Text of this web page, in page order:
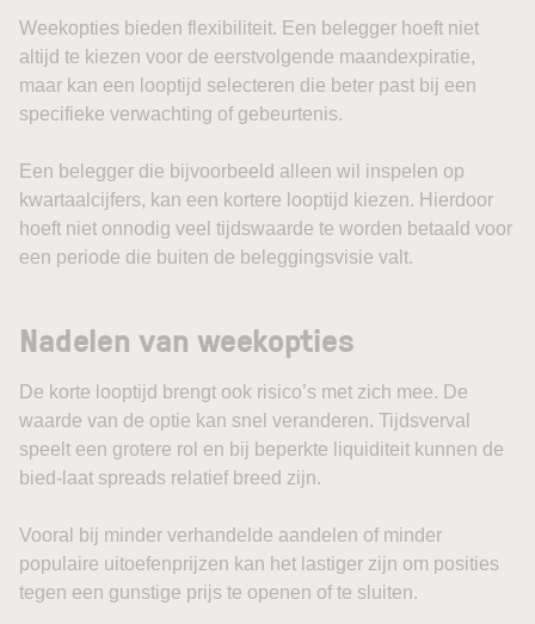
Weekopties bieden flexibiliteit. Een belegger hoeft niet
altijd te kiezen voor de eerstvolgende maandexpiratie,
maar kan een looptijd selecteren die beter past bij een
specifieke verwachting of gebeurtenis.
Een belegger die bijvoorbeeld alleen wil inspelen op
kwartaalcijfers, kan een kortere looptijd kiezen. Hierdoor
hoeft niet onnodig veel tijdswaarde te worden betaald voor
een periode die buiten de beleggingsvisie valt.
Nadelen van weekopties
De korte looptijd brengt ook risico’s met zich mee. De
waarde van de optie kan snel veranderen. Tijdsverval
speelt een grotere rol en bij beperkte liquiditeit kunnen de
bied-laat spreads relatief breed zijn.
Vooral bij minder verhandelde aandelen of minder
populaire uitoefenprijzen kan het lastiger zijn om posities
tegen een gunstige prijs te openen of te sluiten.